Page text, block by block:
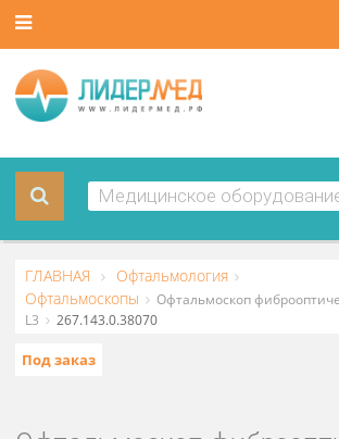
ГЛАВНАЯ
Офтальмология
Офтальмоскопы
L3 267.143.0.38070